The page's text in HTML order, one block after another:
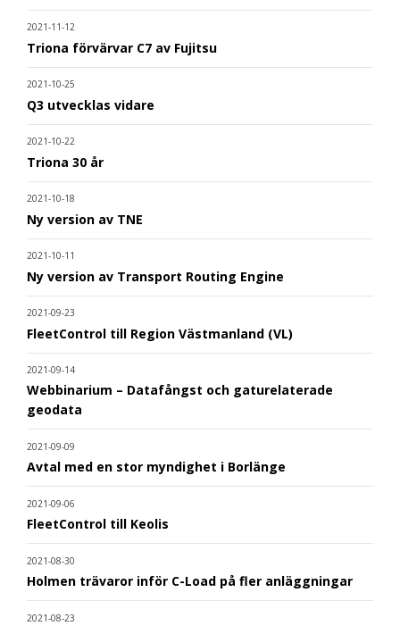
2021-11-12
Triona förvärvar C7 av Fujitsu
2021-10-25
Q3 utvecklas vidare
2021-10-22
Triona 30 år
2021-10-18
Ny version av TNE
2021-10-11
Ny version av Transport Routing Engine
2021-09-23
FleetControl till Region Västmanland (VL)
2021-09-14
Webbinarium – Datafångst och gaturelaterade
geodata
2021-09-09
Avtal med en stor myndighet i Borlänge
2021-09-06
FleetControl till Keolis
2021-08-30
Holmen trävaror inför C-Load på fler anläggningar
2021-08-23